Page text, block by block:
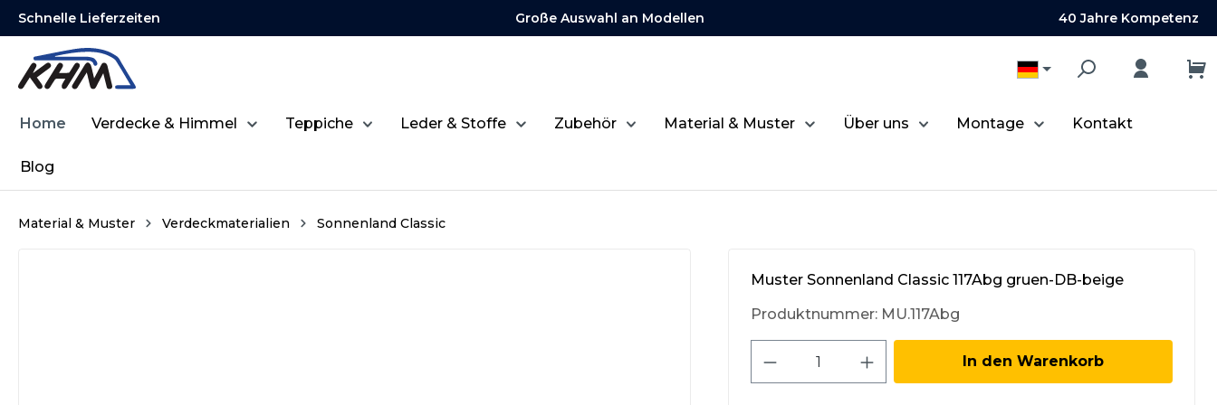
Zur Hauptnavigation springen
Schnelle Lieferzeiten Große Auswahl an Modellen 40 Jahre Kompetenz
Home Verdecke & Himmel Teppiche Leder & Stoffe Zubehör Material & Muster Über uns Montage Kontakt
Blog
Material & Muster Verdeckmaterialien Sonnenland Classic
Muster Sonnenland Classic 117Abg gruen-DB-beige
Produktnummer: MU.117Abg
Produkt Anzahl: Gib den gewünschten
In den Warenkorb